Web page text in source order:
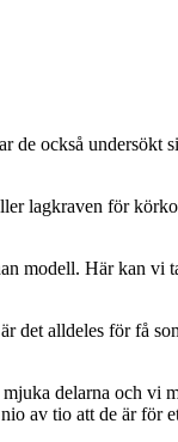
de också undersökt
lagkraven för
modell. Här kan vi
det alldeles för få
delarna och vi
av tio att de är för